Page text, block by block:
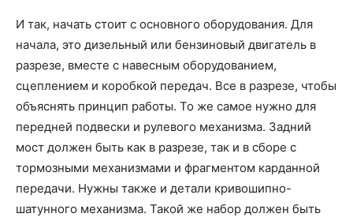
И так, начать стоит с основного оборудования. Для
начала, это дизельный или бензиновый двигатель в
разрезе, вместе с навесным оборудованием,
сцеплением и коробкой передач. Все в разрезе, чтобы
объяснять принцип работы. То же самое нужно для
передней подвески и рулевого механизма. Задний
мост должен быть как в разрезе, так и в сборе с
тормозными механизмами и фрагментом карданной
передачи. Нужны также и детали кривошипно-
шатунного механизма. Такой же набор должен быть